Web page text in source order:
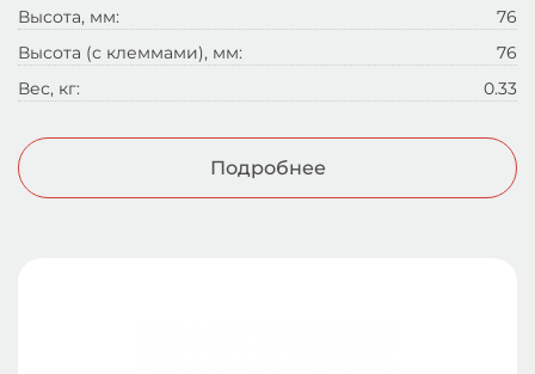
Высота, мм:
76
Высота (с клеммами), мм:
76
Вес, кг:
0.33
Подробнее